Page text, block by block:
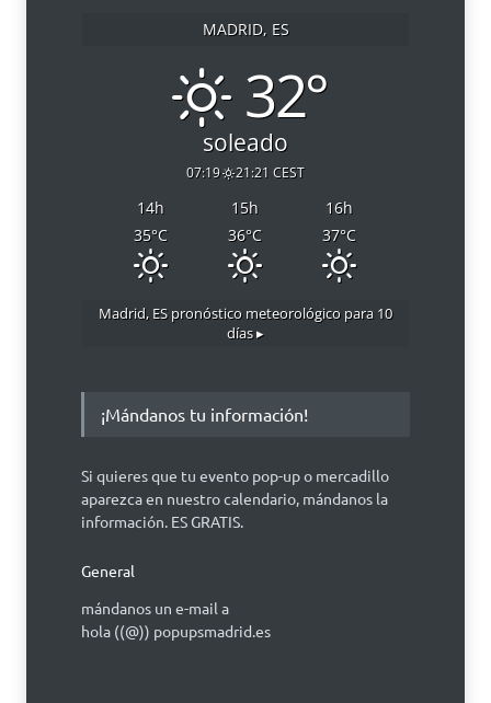
MADRID, ES
32°
soleado
07:19 21:21 CEST
14h 15h 16h
35°C 36°C 37°C
Madrid, ESpronóstico meteorológico para 10
días ▸
¡Mándanos tu información!
Si quieres que tu evento pop-up o mercadillo
aparezca en nuestro calendario, mándanos la
información. ES GRATIS.
General
mándanos un e-mail a
hola ((@)) popupsmadrid.es